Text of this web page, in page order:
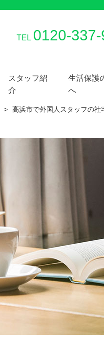
TEL 0120-
スタッフ紹
介
生活保護
へ
> 高浜市で外国人スタッフの